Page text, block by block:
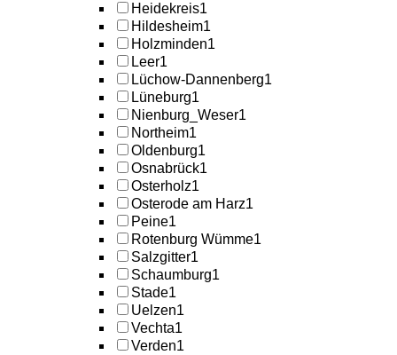
Heidekreis1
Hildesheim1
Holzminden1
Leer1
Lüchow-Dannenberg1
Lüneburg1
Nienburg_Weser1
Northeim1
Oldenburg1
Osnabrück1
Osterholz1
Osterode am Harz1
Peine1
Rotenburg Wümme1
Salzgitter1
Schaumburg1
Stade1
Uelzen1
Vechta1
Verden1